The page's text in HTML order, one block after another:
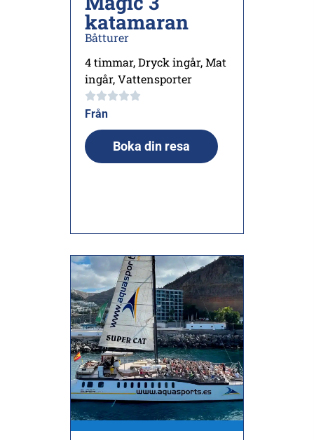
katamaran
Båtturer
4 timmar,Dryck ingår,Mat
ingår,Vattensporter
Från
Boka din resa